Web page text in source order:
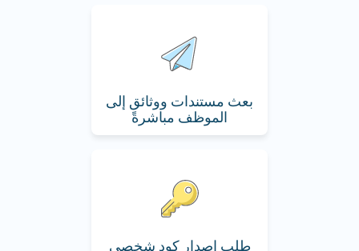
بعث مستندات ووثائق إلى
الموظف مباشرةً
طلب إصدار كود شخصي